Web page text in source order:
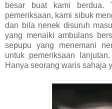
besar buat kami berdua.
pemeriksaan, kami sibuk
dan bila nenek disuruh
yang menaiki ambulans
sepupu yang menemani
untuk pemeriksaan
Hanya seorang waris sahaja